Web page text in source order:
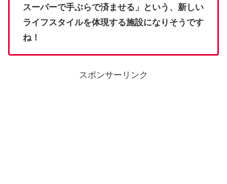
スーパーで手ぶらで済ませる」という、新しい
ライフスタイルを体現する施設になりそうです
ね！
スポンサーリンク